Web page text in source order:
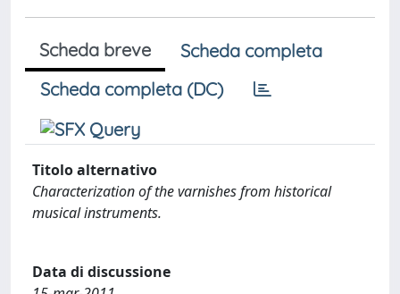
Scheda breve
Scheda completa
Scheda completa (DC)
Titolo alternativo
Characterization of the varnishes from historical
musical instruments.
Data di discussione